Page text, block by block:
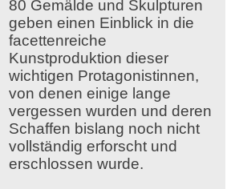
80 Gemälde und Skulpturen
geben einen Einblick in die
facettenreiche
Kunstproduktion dieser
wichtigen Protagonistinnen,
von denen einige lange
vergessen wurden und deren
Schaffen bislang noch nicht
vollständig erforscht und
erschlossen wurde.